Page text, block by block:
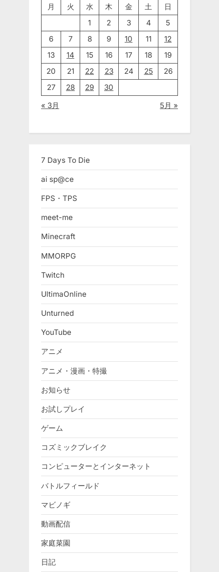
月
火 水 木 金 土
日
1
2 3 4
5
6
7 8 9 10 11
12
13
14 15 16 17 18
19
20
21 22 23 24 25
26
27
28 29
30
« 3月
5月 »
7 Days To Die
ai sp@ce
FPS・TPS
meet-me
Minecraft
MMORPG
Twitch
UltimaOnline
Unturned
YouTube
アニメ
アニメ・漫画・特撮
お知らせ
お試しプレイ
ゲーム
コズミックブレイク
コンピューターとインターネット
バトルフィールド
マビノギ
動画配信
家庭菜園
日記